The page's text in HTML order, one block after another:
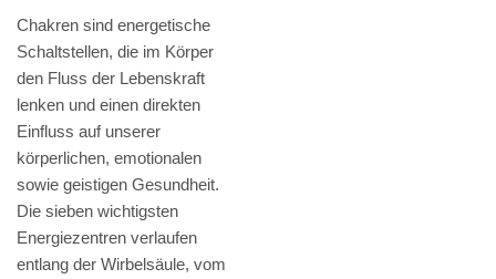
Chakren sind energetische
Schaltstellen, die im Körper
den Fluss der Lebenskraft
lenken und einen direkten
Einfluss auf unserer
körperlichen, emotionalen
sowie geistigen Gesundheit.
Die sieben wichtigsten
Energiezentren verlaufen
entlang der Wirbelsäule, vom